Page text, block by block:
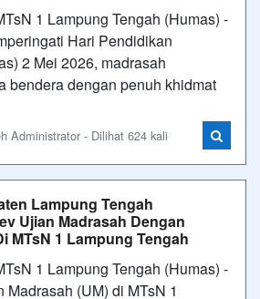
1 Lampung Tengah (Humas) -
Hari Pendidikan
2 Mei 2026, madrasah
bendera dengan penuh khidmat
Administrator - Dilihat 624 kali
Lampung Tengah
Ujian Madrasah Dengan
MTsN 1 Lampung Tengah
1 Lampung Tengah (Humas) -
(UM) di MTsN 1